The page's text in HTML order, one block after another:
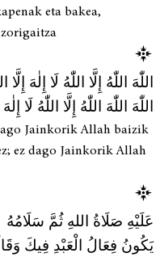
eta bakea,
اللّٰهَ اللّٰهُ إِلَّا اللّٰهُ لَا إِلٰهَ إِلَّا
اللّٰهَ اللّٰهَ اللّٰهُ إِلَّا اللّٰهُ لَا إِلٰهَ
Jainkorik Allah baizik
ez dago Jainkorik Allah
عَلَيْهِ صَلَاةُ اللهِ ثُمَّ سَلَامُهُ
يَكُونُ فِعَالُ الْعَبْدِ فِيكَ